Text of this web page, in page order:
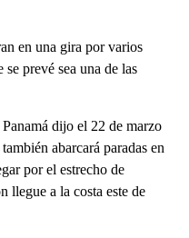
en una gira por varios
prevé sea una de las
dijo el 22 de marzo
abarcará paradas en
por el estrecho de
llegue a la costa este de